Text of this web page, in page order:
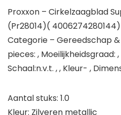
Proxxon – Cirkelzaagblad
(Pr28014)(
Categorie – Gereedschap
pieces: , Moeilijkheidsgraad:
Schaal:n.v.t. , , Kleur- ,
Aantal stuks: 1.0
Kleur: Zilveren metallic